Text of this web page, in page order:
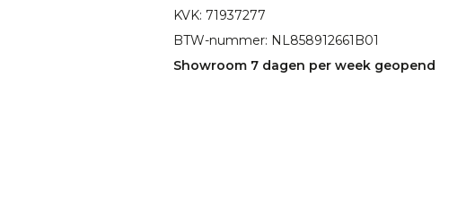
KVK: 71937277
BTW-nummer: NL858912661B01
Showroom 7 dagen per week geopend